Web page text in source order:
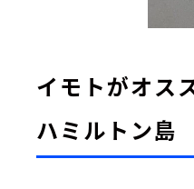
イモトがオス
ハミルトン島